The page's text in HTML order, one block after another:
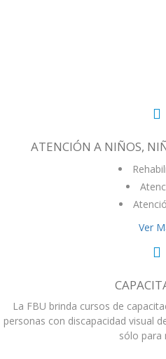
ATENCIÓN A NIÑOS,
Ver
La FBU brinda cursos de
personas con discapacidad visual
sólo para